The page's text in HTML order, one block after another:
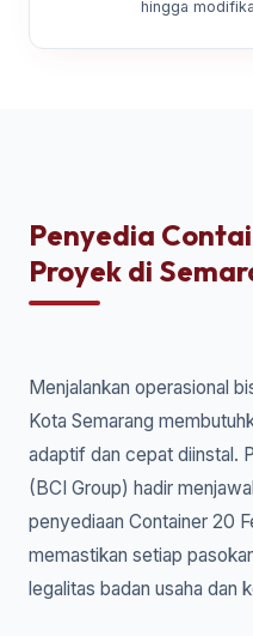
hingga
Penyedia
Proyek di
Menjalankan operasional
Kota Semarang
adaptif dan cepat diinstal.
(BCI Group) hadir
penyediaan Container 20
memastikan setiap
legalitas badan usaha dan